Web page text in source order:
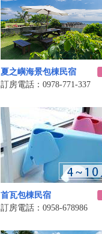
夏之嶼海景包棟民宿
訂房電話：0978-771-337
首瓦包棟民宿
訂房電話：0958-678986